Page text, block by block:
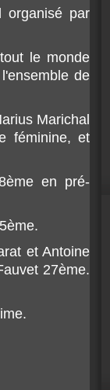
organisé par
le monde
de
Marichal
féminine, et
en pré-
et Antoine
27ème.